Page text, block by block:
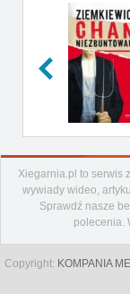
Artykuły
Recenzje
Xiegarnia.pl to serwis
wywiady wideo,
Sprawdź nasze
polecenia.
Copyright: KOMPANIA